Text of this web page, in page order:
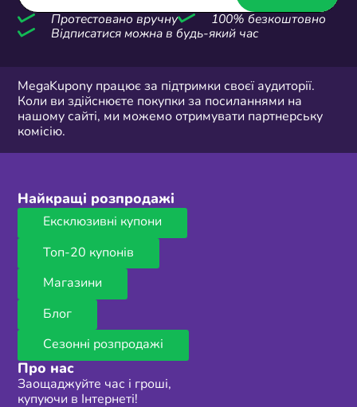
Протестовано вручну
100% безкоштовно
Відписатися можна в будь-який час
MegaKupony працює за підтримки своєї аудиторії.
Коли ви здійснюєте покупки за посиланнями на
нашому сайті, ми можемо отримувати партнерську
комісію.
Найкращі розпродажі
Ексклюзивні купони
Топ-20 купонів
Магазини
Блог
Сезонні розпродажі
Про нас
Заощаджуйте час і гроші,
купуючи в Інтернеті!